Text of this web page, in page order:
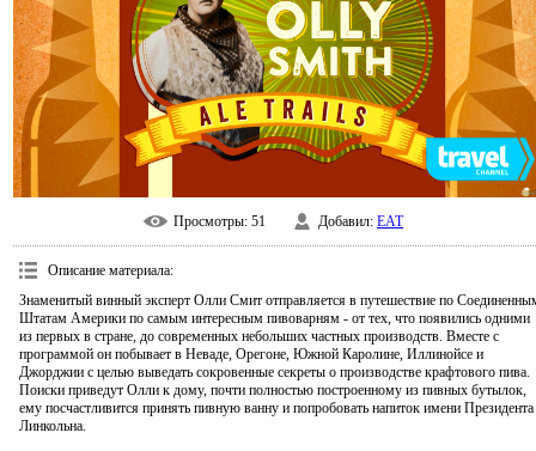
Просмотры: 51 Добавил: EAT
Описание материала:
Знаменитый винный эксперт Олли Смит отправляется в путешествие по
Штатам Америки по самым интересным пивоварням - от тех, что появились одними
из первых в стране, до современных небольших частных производств. Вместе с
программой он побывает в Неваде, Орегоне, Южной Каролине, Иллинойсе и
Джорджии с целью выведать сокровенные секреты о производстве крафтового пива.
Поиски приведут Олли к дому, почти полностью построенному из пивных бутылок,
ему посчастливится принять пивную ванну и попробовать напиток имени Президента
Линкольна.